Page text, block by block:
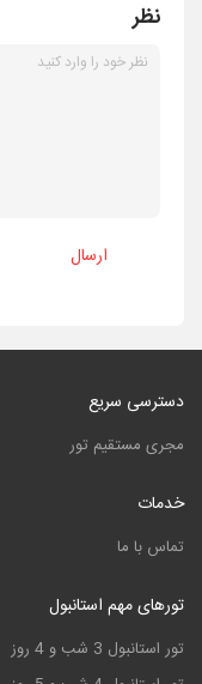
نظر
ارسال
دسترسی سریع
مجری مستقیم تور
خدمات
تماس با ما
تورهای مهم استانبول
تور استانبول 3 شب و 4 روز